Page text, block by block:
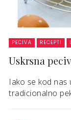
PECIVA RECEPTI
Uskrsna
Iako se kod nas
tradicionalno